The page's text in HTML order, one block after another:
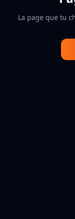
La page que tu